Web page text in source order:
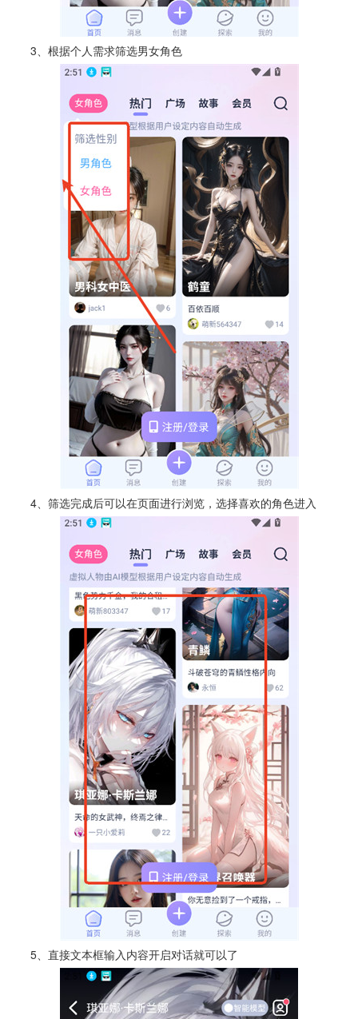
3、根据个人需求筛选男女角色
4、筛选完成后可以在页面进行浏览，选择喜欢的角色进入
5、直接文本框输入内容开启对话就可以了